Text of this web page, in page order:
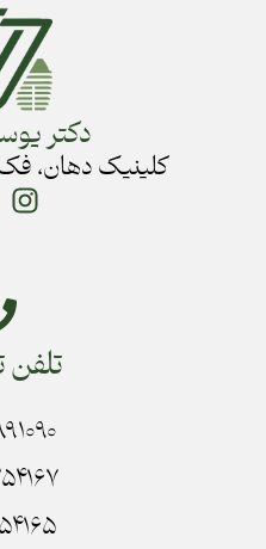
دکتر
کلینیک دهان،